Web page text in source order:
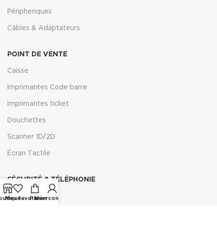
Péripheriques
Câbles & Adaptateurs
POINT DE VENTE
Caisse
Imprimantes Code barre
Imprimantes ticket
Douchettes
Scanner 1D/2D
Écran Tactile
SÉCURITÉ & TÉLÉPHONIE
Cameras
Mes favorisPanier
Mon compte